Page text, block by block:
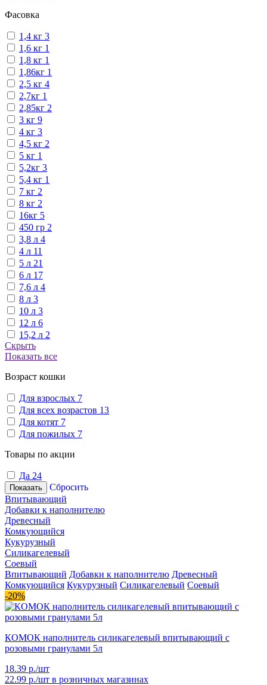
Фасовка
1,4 кг 3
1,6 кг 1
1,8 кг 1
1,86кг 1
2,5 кг 4
2,7кг 1
2,85кг 2
3 кг 9
4 кг 3
4,5 кг 2
5 кг 1
5,2кг 3
5,4 кг 1
7 кг 2
8 кг 2
16кг 5
450 гр 2
3,8 л 4
4 л 11
5 л 21
6 л 17
7,6 л 4
8 л 3
10 л 3
12 л 6
15,2 л 2
Скрыть
Показать все
Возраст кошки
Для взрослых 7
Для всех возрастов 13
Для котят 7
Для пожилых 7
Товары по акции
Да 24
Показать
Сбросить
Впитывающий
Добавки к наполнителю
Древесный
Комкующийся
Кукурузный
Силикагелевый
Соевый
Впитывающий Добавки к наполнителю Древесный
Комкующийся Кукурузный Силикагелевый Соевый
-20%
КОМОК наполнитель силикагелевый впитывающий с
розовыми гранулами 5л
18.39 р./шт
22.99 р./шт в розничных магазинах